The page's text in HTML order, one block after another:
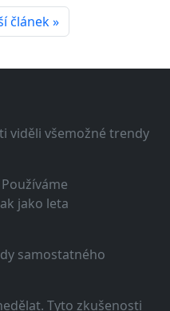
článek »
viděli všemožné trendy
jako leta
samostatného
Tyto zkušenosti